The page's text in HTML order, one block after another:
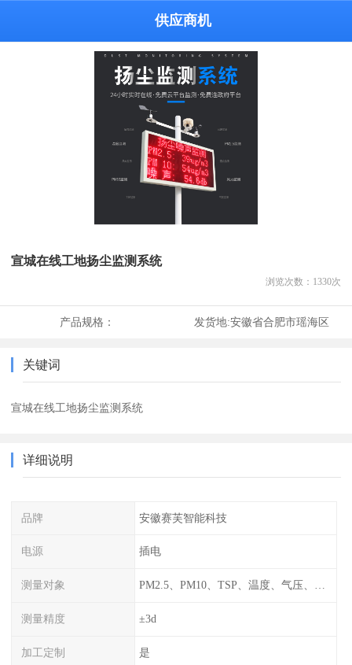
供应商机
宣城在线工地扬尘监测系统
浏览次数： 1330次
产品规格： 发货地:安徽省合肥市瑶海区
关键词
宣城在线工地扬尘监测系统
详细说明
品牌 安徽赛芙智能科技
电源 插电
测量对象 PM2.5、PM10、TSP、温度、气压、湿度..
测量精度 ±3d
加工定制 是